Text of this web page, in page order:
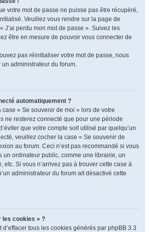
votre mot de passe ne puisse pas être récupéré,
Veuillez vous rendre sur la page de
J’ai perdu mon mot de passe ». Suivez les
être en mesure de pouvoir vous connecter de
pas réinitialiser votre mot de passe, nous
administrateur du forum.
automatiquement ?
« Se souvenir de moi » lors de votre
ne resterez connecté que pour une période
que votre compte soit utilisé par quelqu’un
veuillez cocher la case « Se souvenir de
au forum. Ceci n’est pas recommandé si vous
un ordinateur public, comme une librairie, un
etc. Si vous n’arrivez pas à trouver cette case à
administrateur du forum ait désactivé cette
les cookies » ?
tous les cookies générés par phpBB 3.3